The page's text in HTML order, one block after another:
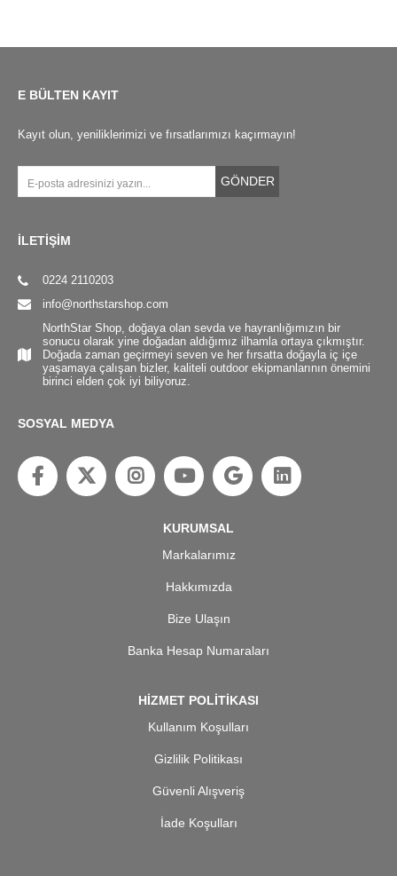
E BÜLTEN KAYIT
Kayıt olun, yeniliklerimizi ve fırsatlarımızı kaçırmayın!
GÖNDER
İLETİŞİM
0224 2110203
info@northstarshop.com
NorthStar Shop, doğaya olan sevda ve hayranlığımızın bir
sonucu olarak yine doğadan aldığımız ilhamla ortaya çıkmıştır.
Doğada zaman geçirmeyi seven ve her fırsatta doğayla iç içe
yaşamaya çalışan bizler, kaliteli outdoor ekipmanlarının önemini
birinci elden çok iyi biliyoruz.
SOSYAL MEDYA
KURUMSAL
Markalarımız
Hakkımızda
Bize Ulaşın
Banka Hesap Numaraları
HİZMET POLİTİKASI
Kullanım Koşulları
Gizlilik Politikası
Güvenli Alışveriş
İade Koşulları